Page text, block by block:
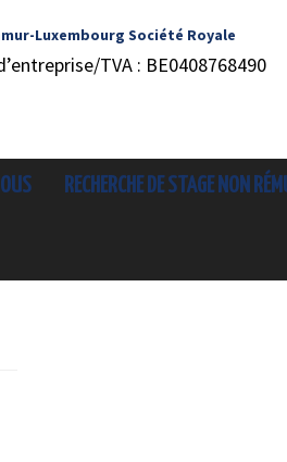
Luxembourg Société Royale
TVA : BE0408768490
RECHERCHE DE STAGE NON